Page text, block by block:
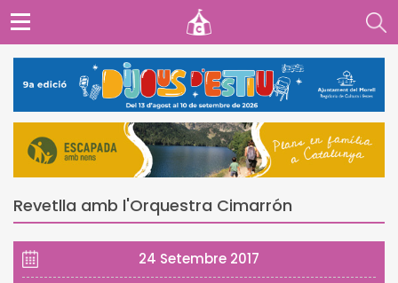
Revetlla amb l'Orquestra Cimarrón
24 Setembre 2017